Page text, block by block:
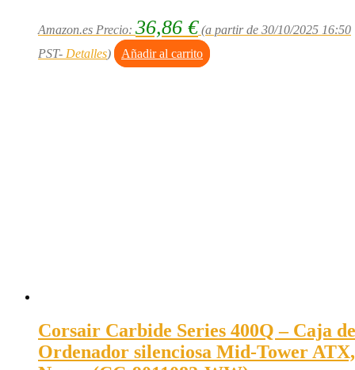
Amazon.es Precio: 36,86 € (a partir de 30/10/2025 16:50
PST- Detalles) Añadir al carrito
Corsair Carbide Series 400Q – Caja de
Ordenador silenciosa Mid-Tower ATX,